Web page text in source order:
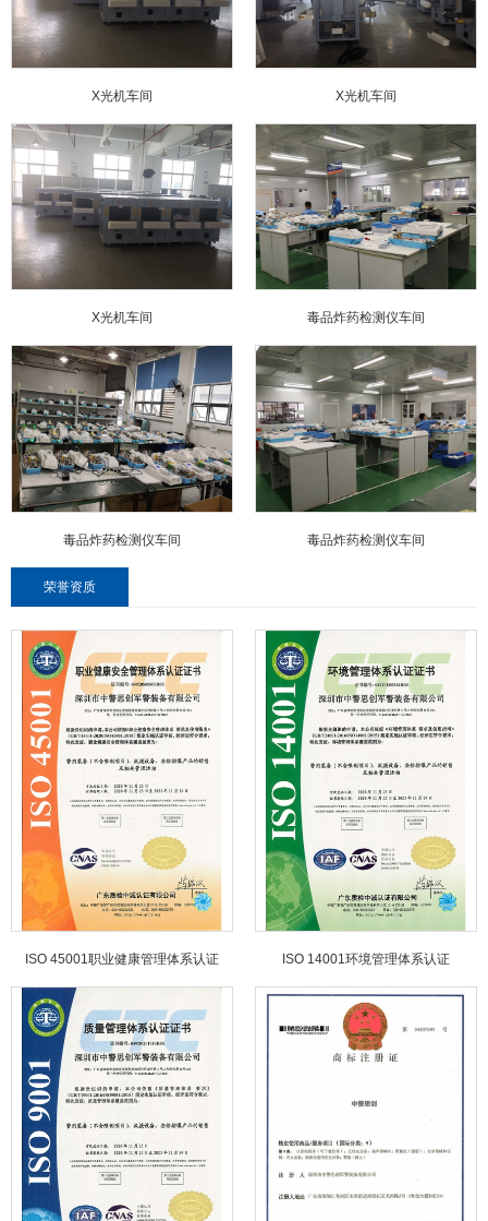
X光机车间 X光机车间
X光机车间 毒品炸药检测仪车间
毒品炸药检测仪车间 毒品炸药检测仪车间
荣誉资质
ISO 45001职业健康管理体系认证 ISO 14001环境管理体系认证